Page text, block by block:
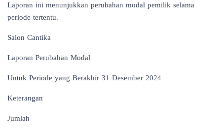
Laporan ini menunjukkan perubahan modal pemilik selama
periode tertentu.
Salon Cantika
Laporan Perubahan Modal
Untuk Periode yang Berakhir 31 Desember 2024
Keterangan
Jumlah